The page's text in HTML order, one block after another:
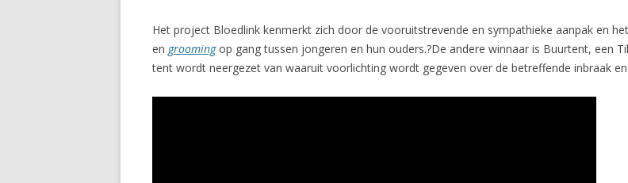
Het project Bloedlink kenmerkt zich door de vooruitstrevende en sympathieke aanpak en
en groomingop gang tussen jongeren en hun ouders.?De andere winnaar is Buurtent, een
tent wordt neergezet van waaruit voorlichting wordt gegeven over de betreffende inbraak